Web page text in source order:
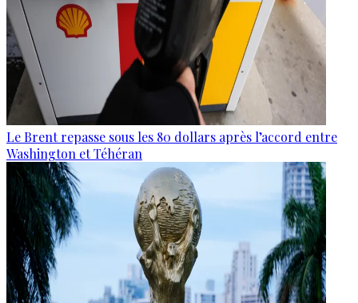
Le Brent repasse sous les 80 dollars après l’accord entre
Washington et Téhéran